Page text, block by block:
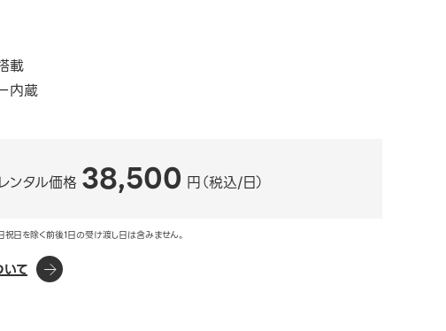
載
内蔵
レンタル価格 38,500 円（税込/日）
日を除く前後1日の受け渡し日は含みません。
いて